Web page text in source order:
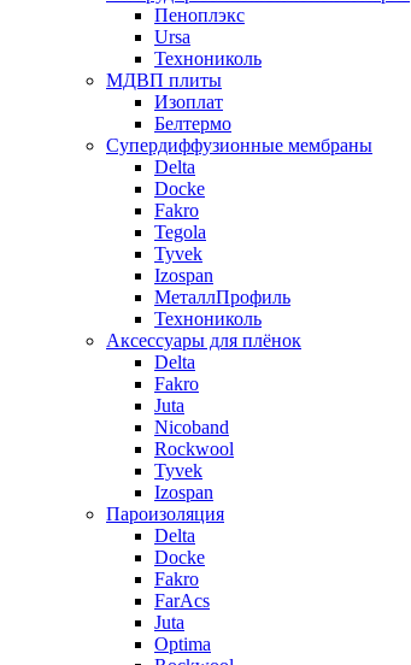
Пеноплэкс
Ursa
Технониколь
МДВП плиты
Изоплат
Белтермо
Супердиффузионные мембраны
Delta
Docke
Fakro
Tegola
Tyvek
Izospan
МеталлПрофиль
Технониколь
Аксессуары для плёнок
Delta
Fakro
Juta
Nicoband
Rockwool
Tyvek
Izospan
Пароизоляция
Delta
Docke
Fakro
FarAcs
Juta
Optima